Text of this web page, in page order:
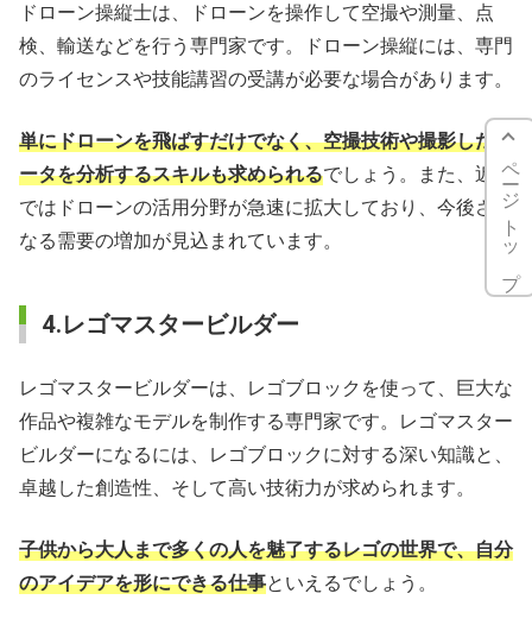
ドローン操縦士は、ドローンを操作して空撮や測量、点
検、輸送などを行う専門家です。ドローン操縦には、専門
のライセンスや技能講習の受講が必要な場合があります。
単にドローンを飛ばすだけでなく、空撮技術や撮影したデ
ータを分析するスキルも求められるでしょう。また、近年
ではドローンの活用分野が急速に拡大しており、今後さら
なる需要の増加が見込まれています。
4.レゴマスタービルダー
レゴマスタービルダーは、レゴブロックを使って、巨大な
作品や複雑なモデルを制作する専門家です。レゴマスター
ビルダーになるには、レゴブロックに対する深い知識と、
卓越した創造性、そして高い技術力が求められます。
子供から大人まで多くの人を魅了するレゴの世界で、自分
のアイデアを形にできる仕事といえるでしょう。
ページトップ